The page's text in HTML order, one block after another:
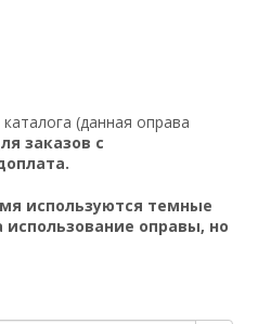
(данная оправа
заказов с
используются темные
оправы, но